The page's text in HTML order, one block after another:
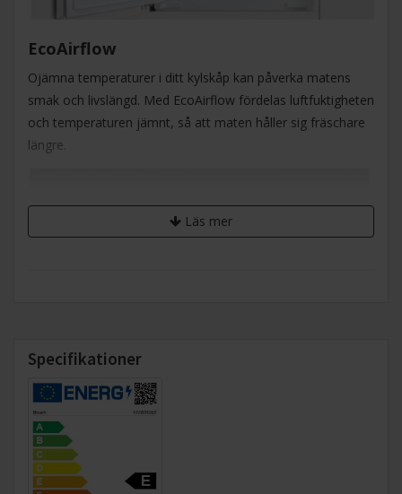
EcoAirflow
Ojämna temperaturer i ditt kylskåp kan påverka matens
smak och livslängd. Med EcoAirflow fördelas luftfuktigheten
och temperaturen jämnt, så att maten håller sig fräschare
längre.
LED-belysning
LED-lampor drar mindre energi än vanliga lampor.
Läs mer
Specifikationer